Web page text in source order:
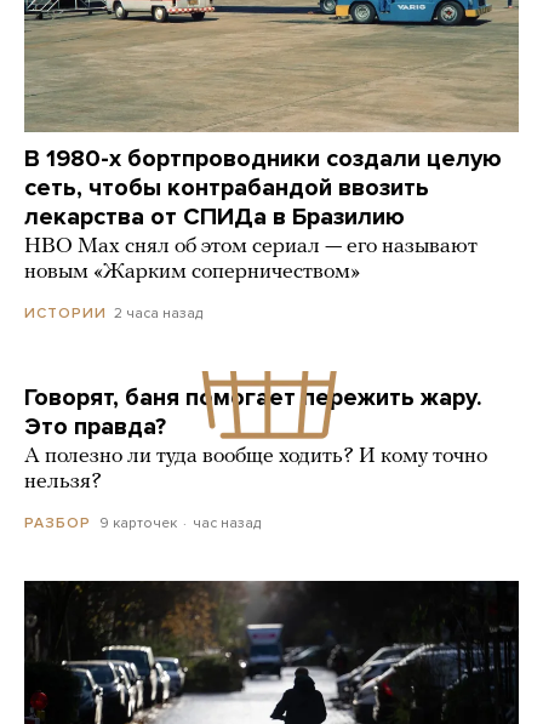
В 1980-х бортпроводники создали целую
сеть, чтобы контрабандой ввозить
лекарства от СПИДа в Бразилию
HBO Max снял об этом сериал — его называют
новым «Жарким соперничеством»
ИСТОРИИ 2 часа назад
Говорят, баня помогает пережить жару.
Это правда?
А полезно ли туда вообще ходить? И кому точно
нельзя?
РАЗБОР 9 карточек час назад